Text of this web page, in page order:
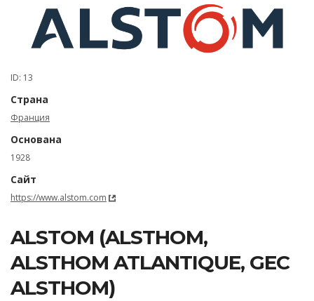
ID: 13
Страна
Франция
Основана
1928
Сайт
https://www.alstom.com
ALSTOM (ALSTHOM,
ALSTHOM ATLANTIQUE, GEC
ALSTHOM)